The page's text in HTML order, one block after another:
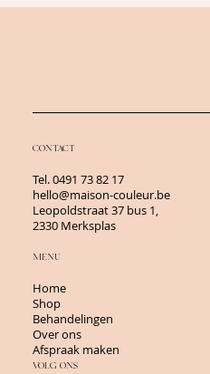
CONTACT
Tel.0491 73 82 17
hello@maison-couleur.be
Leopoldstraat 37 bus 1,
2330 Merksplas
MENU
Home
Shop
Behandelingen
Over ons
Afspraak maken
VOLG ONS